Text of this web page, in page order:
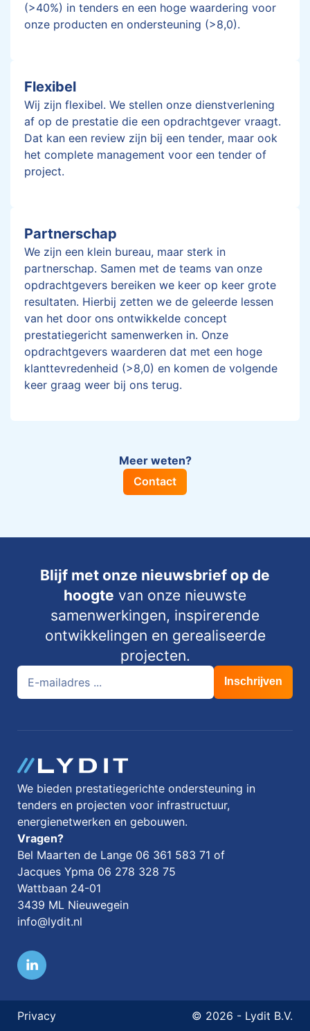
(>40%) in tenders en een hoge waardering voor
onze producten en ondersteuning (>8,0).
Flexibel
Wij zijn flexibel. We stellen onze dienstverlening
af op de prestatie die een opdrachtgever vraagt.
Dat kan een review zijn bij een tender, maar ook
het complete management voor een tender of
project.
Partnerschap
We zijn een klein bureau, maar sterk in
partnerschap. Samen met de teams van onze
opdrachtgevers bereiken we keer op keer grote
resultaten. Hierbij zetten we de geleerde lessen
van het door ons ontwikkelde concept
prestatiegericht samenwerken in. Onze
opdrachtgevers waarderen dat met een hoge
klanttevredenheid (>8,0) en komen de volgende
keer graag weer bij ons terug.
Meer weten?
Contact
Blijf met onze nieuwsbrief op de
hoogte van onze nieuwste
samenwerkingen, inspirerende
ontwikkelingen en gerealiseerde
projecten.
Inschrijven
We bieden prestatiegerichte ondersteuning in
tenders en projecten voor infrastructuur,
energienetwerken en gebouwen.
Vragen?
Bel Maarten de Lange 06 361 583 71 of
Jacques Ypma 06 278 328 75
Wattbaan 24-01
3439 ML Nieuwegein
info@lydit.nl
Privacy © 2026 - Lydit B.V.